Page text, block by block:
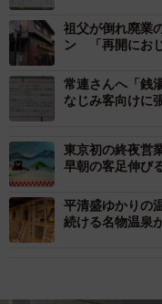
祖父が倒れ廃業
ン 「再開にお
常連さんへ「銭
なじみ客向けに
東京初の終夜営
早朝の客足伸び
平清盛ゆかりの
続ける名物温泉